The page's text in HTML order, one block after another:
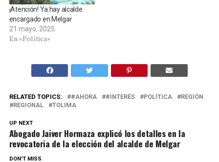
¡Atención! Ya hay alcalde
encargado en Melgar
21 mayo, 2025
En «Política»
RELATED TOPICS: #AHORA #INTERÉS POLÍTICA
REGIÓN
REGIONAL
TOLIMA
UP NEXT
Abogado Jaiver Hormaza explicó los detalles en la
revocatoria de la elección del alcalde de Melgar
DON'T MISS